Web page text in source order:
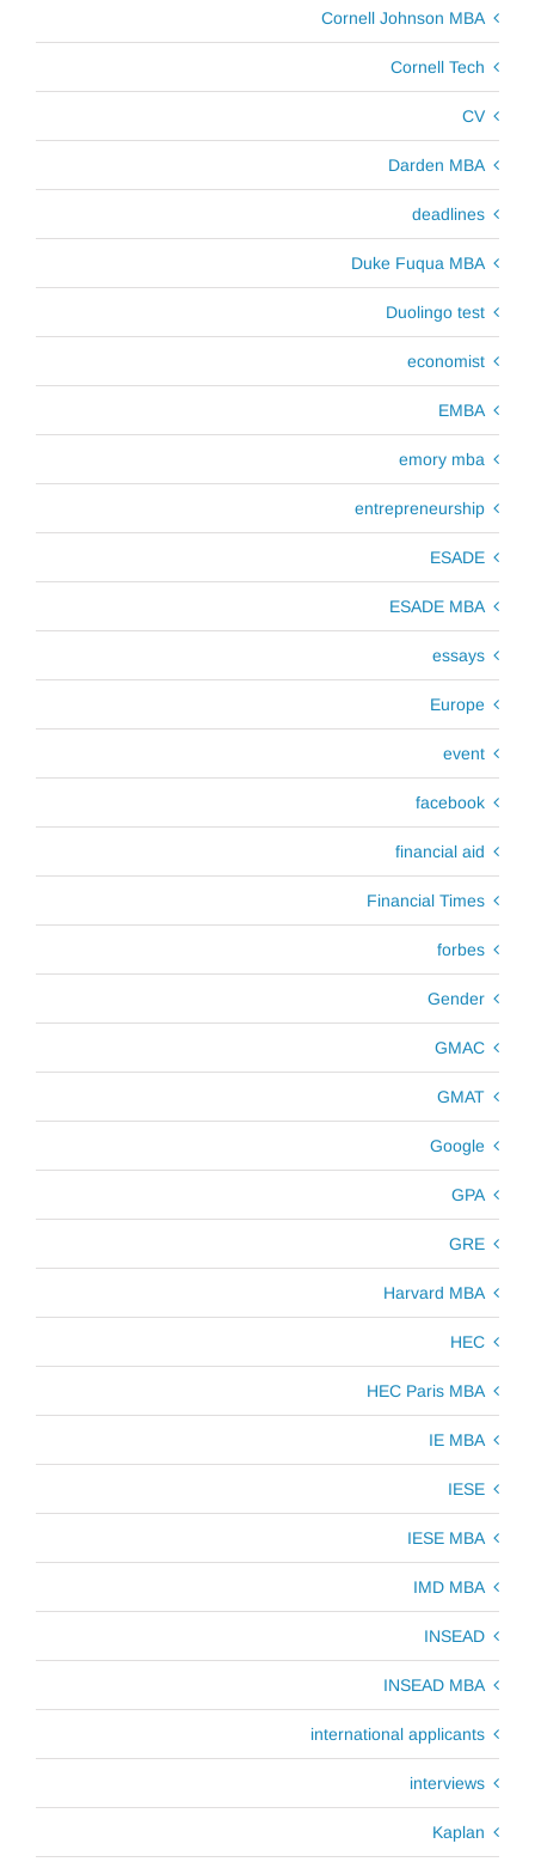
Cornell Johnson MBA
Cornell Tech
CV
Darden MBA
deadlines
Duke Fuqua MBA
Duolingo test
economist
EMBA
emory mba
entrepreneurship
ESADE
ESADE MBA
essays
Europe
event
facebook
financial aid
Financial Times
forbes
Gender
GMAC
GMAT
Google
GPA
GRE
Harvard MBA
HEC
HEC Paris MBA
IE MBA
IESE
IESE MBA
IMD MBA
INSEAD
INSEAD MBA
international applicants
interviews
Kaplan